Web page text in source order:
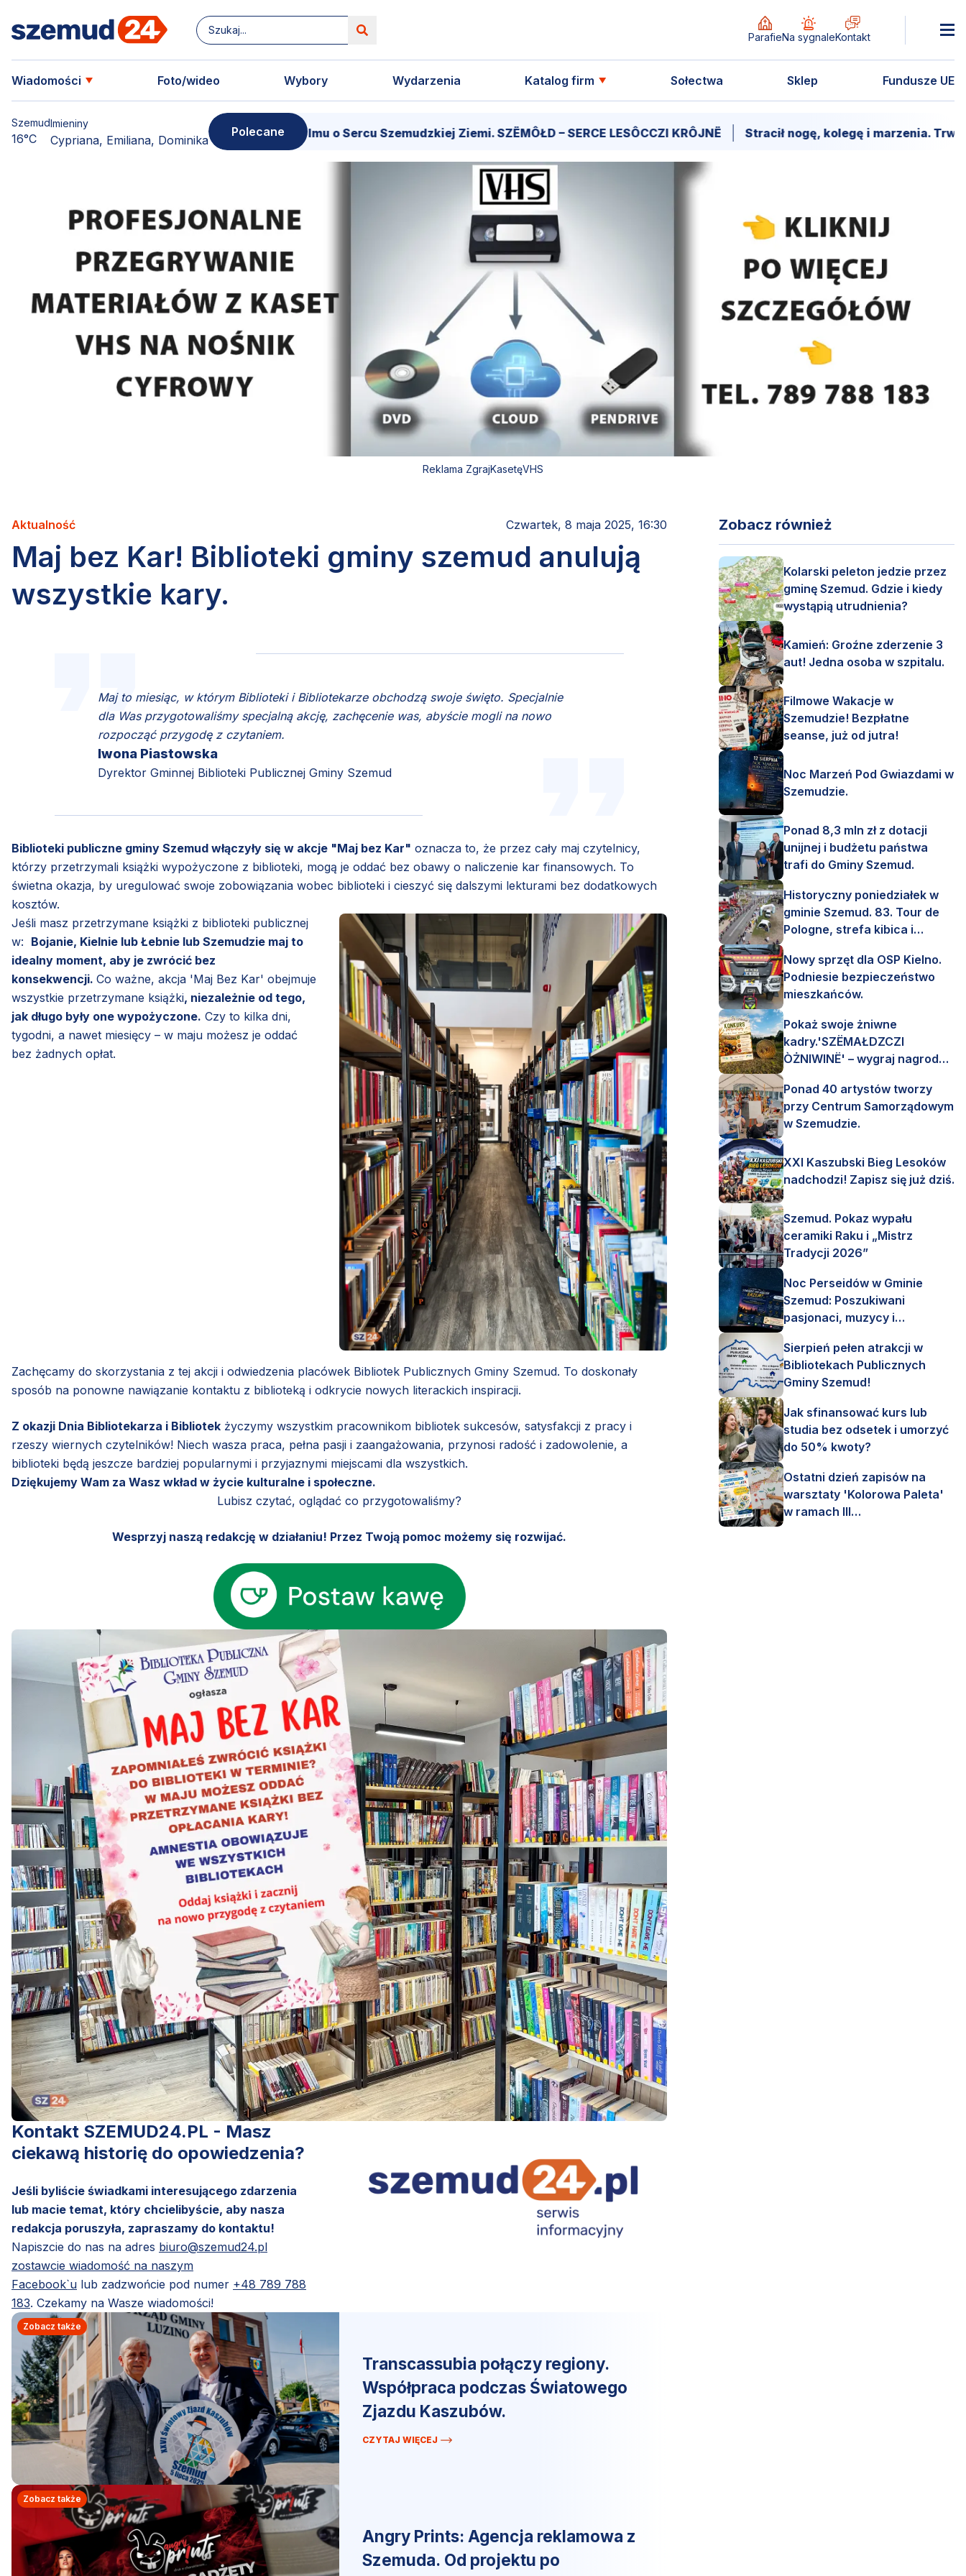
ParafieNa sygnaleKontakt
Wiadomości Foto/wideo Wybory Wydarzenia Katalog firm Sołectwa Sklep Fundusze UE
Szemud
16°C
Imieniny
Cypriana, Emiliana, Dominika
Polecane
swoją kopię! 15 marca - Premiera filmu o Sercu Szemudzkiej Ziemi. SZËMÔŁD – SERCE LESÔCCZI KRÔJNË Stracił nogę, kolegę i marzenia. Trwa walka o
Reklama ZgrajKasetęVHS
Aktualność Czwartek, 8 maja 2025, 16:30
Maj bez Kar! Biblioteki gminy szemud anulują
wszystkie kary.
Maj to miesiąc, w którym Biblioteki i Bibliotekarze obchodzą swoje święto. Specjalnie
dla Was przygotowaliśmy specjalną akcję, zachęcenie was, abyście mogli na nowo
rozpocząć przygodę z czytaniem.
Iwona Piastowska
Dyrektor Gminnej Biblioteki Publicznej Gminy Szemud
Biblioteki publiczne gminy Szemud włączyły się w akcje "Maj bez Kar" oznacza to, że przez cały maj czytelnicy,
którzy przetrzymali książki wypożyczone z biblioteki, mogą je oddać bez obawy o naliczenie kar finansowych. To
świetna okazja, by uregulować swoje zobowiązania wobec biblioteki i cieszyć się dalszymi lekturami bez dodatkowych
kosztów.
Jeśli masz przetrzymane książki z biblioteki publicznej
w: Bojanie, Kielnie lub Łebnie lub Szemudzie maj to
idealny moment, aby je zwrócić bez
konsekwencji. Co ważne, akcja 'Maj Bez Kar' obejmuje
wszystkie przetrzymane książki, niezależnie od tego,
jak długo były one wypożyczone. Czy to kilka dni,
tygodni, a nawet miesięcy – w maju możesz je oddać
bez żadnych opłat.
Zachęcamy do skorzystania z tej akcji i odwiedzenia placówek Bibliotek Publicznych Gminy Szemud. To doskonały
sposób na ponowne nawiązanie kontaktu z biblioteką i odkrycie nowych literackich inspiracji.
Z okazji Dnia Bibliotekarza i Bibliotek życzymy wszystkim pracownikom bibliotek sukcesów, satysfakcji z pracy i
rzeszy wiernych czytelników! Niech wasza praca, pełna pasji i zaangażowania, przynosi radość i zadowolenie, a
biblioteki będą jeszcze bardziej popularnymi i przyjaznymi miejscami dla wszystkich.
Dziękujemy Wam za Wasz wkład w życie kulturalne i społeczne.
Lubisz czytać, oglądać co przygotowaliśmy?
Wesprzyj naszą redakcję w działaniu! Przez Twoją pomoc możemy się rozwijać.
Kontakt SZEMUD24.PL - Masz
ciekawą historię do opowiedzenia?
Jeśli byliście świadkami interesującego zdarzenia
lub macie temat, który chcielibyście, aby nasza
redakcja poruszyła, zapraszamy do kontaktu!
Napiszcie do nas na adres biuro@szemud24.pl
zostawcie wiadomość na naszym
Facebook`u lub zadzwońcie pod numer +48 789 788
183. Czekamy na Wasze wiadomości!
Zobacz także
Transcassubia połączy regiony.
Współpraca podczas Światowego
Zjazdu Kaszubów.
CZYTAJ WIĘCEJ
Zobacz także
Angry Prints: Agencja reklamowa z
Szemuda. Od projektu po
Zobacz również
Kolarski peleton jedzie przez
gminę Szemud. Gdzie i kiedy
wystąpią utrudnienia?
Kamień: Groźne zderzenie 3
aut! Jedna osoba w szpitalu.
Filmowe Wakacje w
Szemudzie! Bezpłatne
seanse, już od jutra!
Noc Marzeń Pod Gwiazdami w
Szemudzie.
Ponad 8,3 mln zł z dotacji
unijnej i budżetu państwa
trafi do Gminy Szemud.
Historyczny poniedziałek w
gminie Szemud. 83. Tour de
Pologne, strefa kibica i
Nowy sprzęt dla OSP Kielno.
Podniesie bezpieczeństwo
mieszkańców.
Pokaż swoje żniwne
kadry.'SZËMAŁDZCZI
ÒŻNIWINË' – wygraj nagrody
Ponad 40 artystów tworzy
przy Centrum Samorządowym
w Szemudzie.
XXI Kaszubski Bieg Lesoków
nadchodzi! Zapisz się już dziś.
Szemud. Pokaz wypału
ceramiki Raku i „Mistrz
Tradycji 2026”
Noc Perseidów w Gminie
Szemud: Poszukiwani
pasjonaci, muzycy i
Sierpień pełen atrakcji w
Bibliotekach Publicznych
Gminy Szemud!
Jak sfinansować kurs lub
studia bez odsetek i umorzyć
do 50% kwoty?
Ostatni dzień zapisów na
warsztaty 'Kolorowa Paleta'
w ramach III